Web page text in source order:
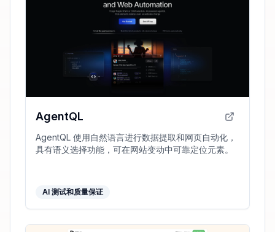
AgentQL
AgentQL 使用自然语言进行数据提取和网页自动化，
具有语义选择功能，可在网站变动中可靠定位元素。
AI 测试和质量保证